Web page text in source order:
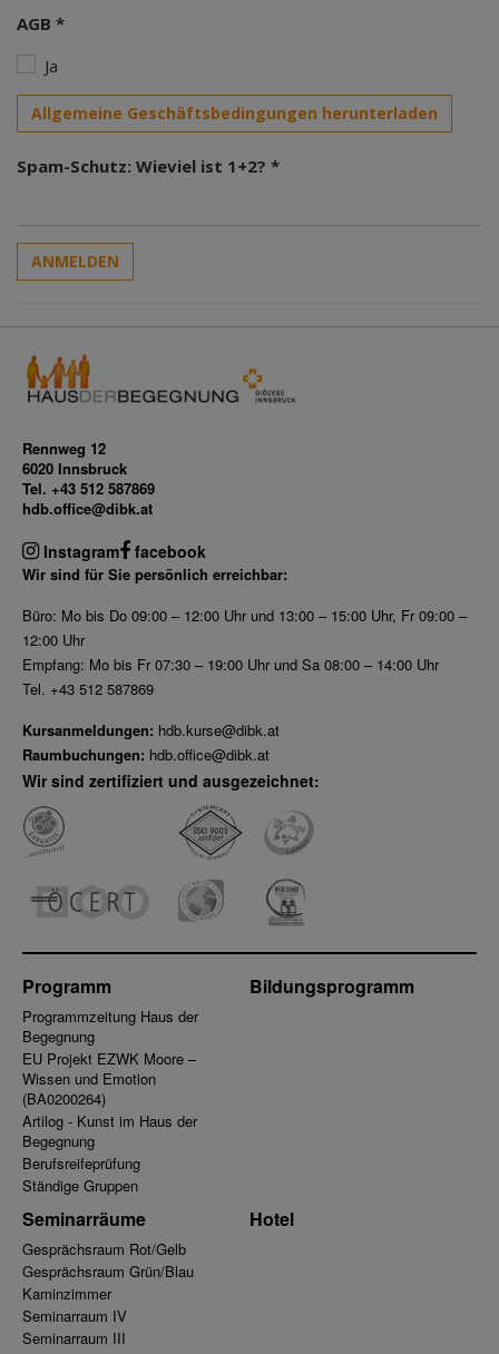
AGB *
Ja
Allgemeine Geschäftsbedingungen herunterladen
Spam-Schutz: Wieviel ist 1+2? *
ANMELDEN
Rennweg 12
6020 Innsbruck
Tel. +43 512 587869
hdb.office@dibk.at
Instagram facebook
Wir sind für Sie persönlich erreichbar:
Büro: Mo bis Do 09:00 – 12:00 Uhr und 13:00 – 15:00 Uhr, Fr 09:00 –
12:00 Uhr
Empfang: Mo bis Fr 07:30 – 19:00 Uhr und Sa 08:00 – 14:00 Uhr
Tel. +43 512 587869
Kursanmeldungen: hdb.kurse@dibk.at
Raumbuchungen: hdb.office@dibk.at
Wir sind zertifiziert und ausgezeichnet:
Programm
Programmzeitung Haus der
Begegnung
EU Projekt EZWK Moore –
Wissen und Emotion
(BA0200264)
Artilog - Kunst im Haus der
Begegnung
Berufsreifeprüfung
Ständige Gruppen
Bildungsprogramm
Seminarräume
Gesprächsraum Rot/Gelb
Gesprächsraum Grün/Blau
Kaminzimmer
Seminarraum IV
Seminarraum III
Hotel